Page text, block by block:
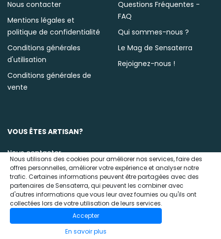
Nous contacter
Mentions légales et
politique de confidentialité
Conditions générales
d'utilisation
Conditions générales de
vente
Questions Fréquentes -
FAQ
Qui sommes-nous ?
Le Mag de Sensaterra
Rejoignez-nous !
VOUS ÊTES ARTISAN?
Nous contacter
© 2020 Sensaterra
Nous utilisons des cookies pour améliorer nos services, faire des
offres personnelles, améliorer votre expérience et analyser notre
trafic. Certaines informations peuvent être partagées avec des
partenaires de Sensaterra, qui peuvent les combiner avec
d'autres informations que vous leur avez fournies ou qu'ils ont
collectées lors de votre utilisation de leurs services.
Accepter
En savoir plus